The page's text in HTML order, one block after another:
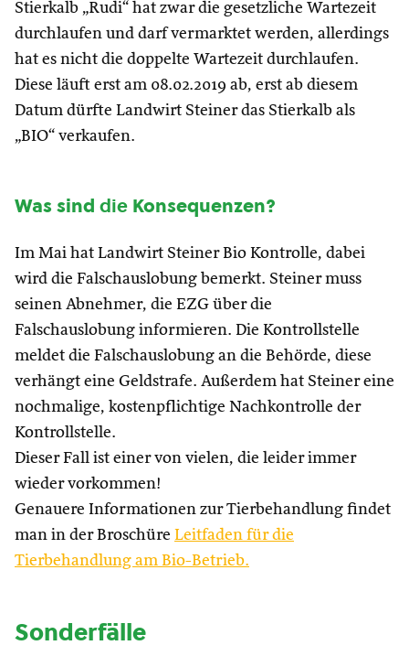
Stierkalb „Rudi“ hat zwar die gesetzliche Wartezeit
durchlaufen und darf vermarktet werden, allerdings
hat es nicht die doppelte Wartezeit durchlaufen.
Diese läuft erst am 08.02.2019 ab, erst ab diesem
Datum dürfte Landwirt Steiner das Stierkalb als
„BIO“ verkaufen.
Was sind die Konsequenzen?
Im Mai hat Landwirt Steiner Bio Kontrolle, dabei
wird die Falschauslobung bemerkt. Steiner muss
seinen Abnehmer, die EZG über die
Falschauslobung informieren. Die Kontrollstelle
meldet die Falschauslobung an die Behörde, diese
verhängt eine Geldstrafe. Außerdem hat Steiner eine
nochmalige, kostenpflichtige Nachkontrolle der
Kontrollstelle.
Dieser Fall ist einer von vielen, die leider immer
wieder vorkommen!
Genauere Informationen zur Tierbehandlung findet
man in der Broschüre Leitfaden für die
Tierbehandlung am Bio-Betrieb.
Sonderfälle